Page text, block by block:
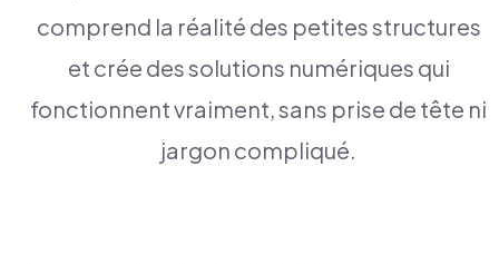
comprend la réalité des petites structures
et crée des solutions numériques qui
fonctionnent vraiment, sans prise de tête ni
jargon compliqué.